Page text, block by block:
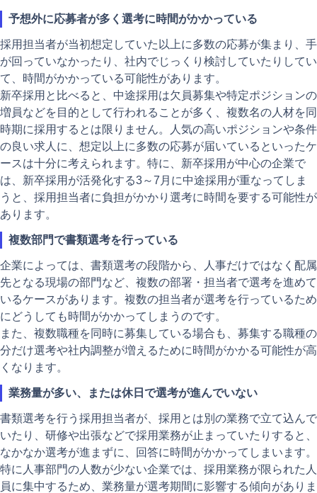
予想外に応募者が多く選考に時間がかかっている
採用担当者が当初想定していた以上に多数の応募が集まり、手
が回っていなかったり、社内でじっくり検討していたりしてい
て、時間がかかっている可能性があります。
新卒採用と比べると、中途採用は欠員募集や特定ポジションの
増員などを目的として行われることが多く、複数名の人材を同
時期に採用するとは限りません。人気の高いポジションや条件
の良い求人に、想定以上に多数の応募が届いているといったケ
ースは十分に考えられます。特に、新卒採用が中心の企業で
は、新卒採用が活発化する3～7月に中途採用が重なってしま
うと、採用担当者に負担がかかり選考に時間を要する可能性が
あります。
複数部門で書類選考を行っている
企業によっては、書類選考の段階から、人事だけではなく配属
先となる現場の部門など、複数の部署・担当者で選考を進めて
いるケースがあります。複数の担当者が選考を行っているため
にどうしても時間がかかってしまうのです。
また、複数職種を同時に募集している場合も、募集する職種の
分だけ選考や社内調整が増えるために時間がかかる可能性が高
くなります。
業務量が多い、または休日で選考が進んでいない
書類選考を行う採用担当者が、採用とは別の業務で立て込んで
いたり、研修や出張などで採用業務が止まっていたりすると、
なかなか選考が進まずに、回答に時間がかかってしまいます。
特に人事部門の人数が少ない企業では、採用業務が限られた人
員に集中するため、業務量が選考期間に影響する傾向がありま